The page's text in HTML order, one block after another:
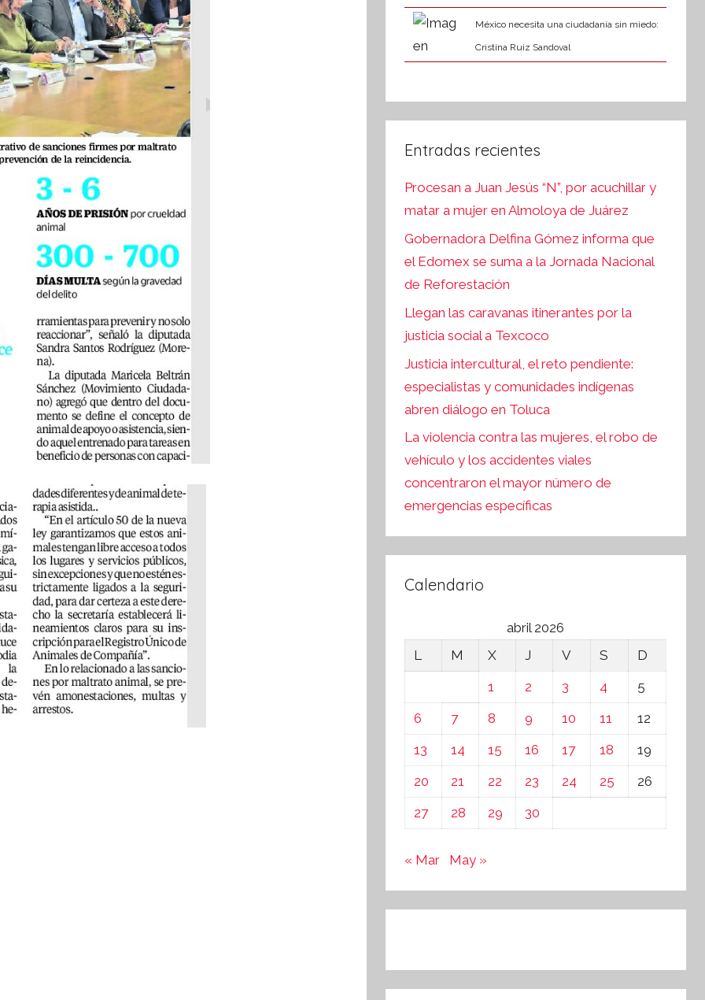
México necesita una ciudadanía sin miedo:
Cristina Ruiz Sandoval
Entradas recientes
Procesan a Juan Jesús “N”, por acuchillar y
matar a mujer en Almoloya de Juárez
Gobernadora Delfina Gómez informa que
el Edomex se suma a la Jornada Nacional
de Reforestación
Llegan las caravanas itinerantes por la
justicia social a Texcoco
Justicia intercultural, el reto pendiente:
especialistas y comunidades indígenas
abren diálogo en Toluca
La violencia contra las mujeres, el robo de
vehículo y los accidentes viales
concentraron el mayor número de
emergencias específicas
Calendario
abril 2026
L
M X J V S
D
1
2 3 4
5
6
7 8 9 10 11
12
13
14 15 16 17 18
19
20
21 22 23 24 25
26
27
28 29 30
« Mar May »